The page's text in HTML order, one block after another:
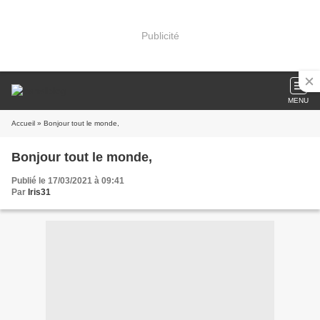
Publicité
MENU
Accueil » Bonjour tout le monde,
Bonjour tout le monde,
Publié le 17/03/2021 à 09:41
Par Iris31